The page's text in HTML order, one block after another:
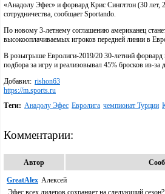
«Анадолу Эфес» и форвард Крис Синглтон (30 лет,
сотрудничества, сообщает Sportando.
По новому 3-летнему соглашению американец
высокооплачиваемых игроков передней линии в
В розыгрыше Евролиги-2019/20 30-летний форвард
подбора за игру и реализовывал 45% бросков из-за
Добавил: rishon63
https://m.sports.ru
Теги: Анадолу Эфес Евролига чемпионат Турции
Комментарии:
Автор
GreatAlex Алексей
Эфес всех лидеров сохраняет на следующий сезон?